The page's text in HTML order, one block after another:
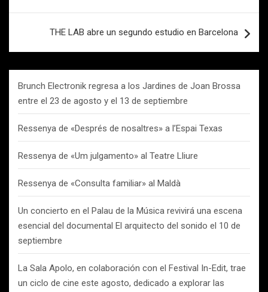
THE LAB abre un segundo estudio en Barcelona
Brunch Electronik regresa a los Jardines de Joan Brossa
entre el 23 de agosto y el 13 de septiembre
Ressenya de «Després de nosaltres» a l’Espai Texas
Ressenya de «Um julgamento» al Teatre Lliure
Ressenya de «Consulta familiar» al Maldà
Un concierto en el Palau de la Música revivirá una escena
esencial del documental El arquitecto del sonido el 10 de
septiembre
La Sala Apolo, en colaboración con el Festival In-Edit, trae
un ciclo de cine este agosto, dedicado a explorar las